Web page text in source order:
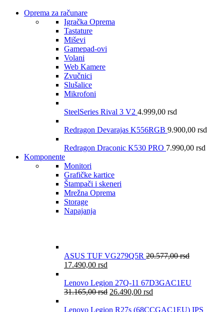
Oprema za računare
Igračka Oprema
Tastature
Miševi
Gamepad-ovi
Volani
Web Kamere
Zvučnici
Slušalice
Mikrofoni
SteelSeries Rival 3 V2 4.999,00 rsd
Redragon Devarajas K556RGB 9.900,00 rsd
Redragon Draconic K530 PRO 7.990,00 rsd
Komponente
Monitori
Grafičke kartice
Štampači i skeneri
Mrežna Oprema
Storage
Napajanja
ASUS TUF VG279Q5R 20.577,00rsd
17.490,00 rsd
Lenovo Legion 27Q-11 67D3GAC1EU
31.165,00rsd 26.490,00 rsd
Lenovo Legion R27s (68CCGAC1EU) IPS